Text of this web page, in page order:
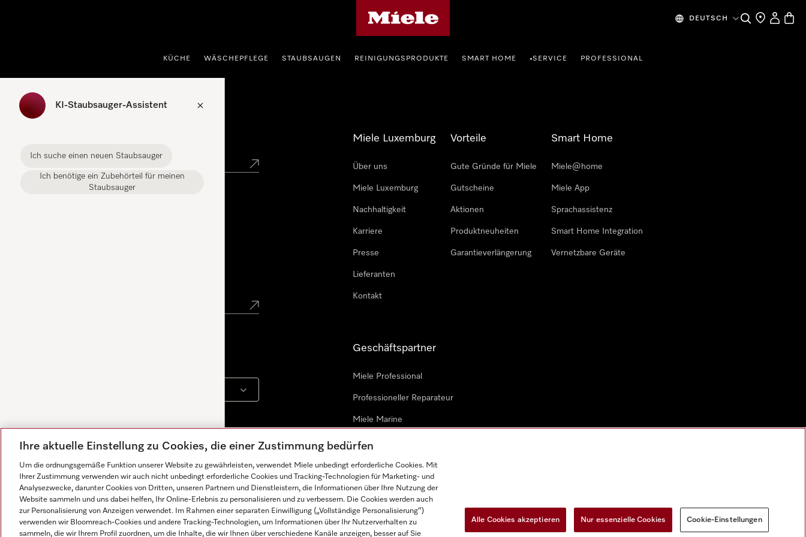
DEUTSCH SucheHändlersuche
KÜCHE WÄSCHEPFLEGE STAUBSAUGEN REINIGUNGSPRODUKTE SMART HOME •SERVICE PROFESSIONAL
KI-Staubsauger-Assistent
Ich suche einen neuen Staubsauger
Ich benötige ein Zubehörteil für meinen
Staubsauger
Antworten werden von KI generiert. Unser Assistent hilft
Miele Luxemburg
Über uns
Miele Luxemburg
Nachhaltigkeit
Karriere
Presse
Lieferanten
Kontakt
Vorteile
Gute Gründe für Miele
Gutscheine
Aktionen
Produktneuheiten
Garantieverlängerung
Smart Home
Miele@home
Miele App
Sprachassistenz
Smart Home Integration
Vernetzbare Geräte
Geschäftspartner
Miele Professional
Professioneller Reparateur
Miele Marine
Architekten & Bauträger
Impressum AGB Datenschutz Nutzungsbedingungen Barrièrefreiheetserklärung Gesetzen über digitale Dienste Widerrufsformular Cookie-Einstellungen
Ihre aktuelle Einstellung zu Cookies, die einer Zustimmung bedürfen
Um die ordnungsgemäße Funktion unserer Website zu gewährleisten, verwendet Miele unbedingt erforderliche Cookies. Mit
Ihrer Zustimmung verwenden wir auch nicht unbedingt erforderliche Cookies und Tracking-Technologien für Marketing- und
Analysezwecke, darunter Cookies von Dritten, unseren Partnern und Dienstleistern, die Informationen über Ihre Nutzung der
Website sammeln und uns dabei helfen, Ihr Online-Erlebnis zu personalisieren und zu verbessern. Die Cookies werden auch
zur Personalisierung von Anzeigen verwendet. Im Rahmen einer separaten Einwilligung („Vollständige Personalisierung“)
verwenden wir Bloomreach-Cookies und andere Tracking-Technologien, um Informationen über Ihr Nutzerverhalten zu
sammeln, die wir Ihrem Profil zuordnen, um die Inhalte, die wir Ihnen über verschiedene Kanäle anzeigen, besser auf Sie
Alle Cookies akzeptieren Nur essenzielle Cookies Cookie-Einstellungen